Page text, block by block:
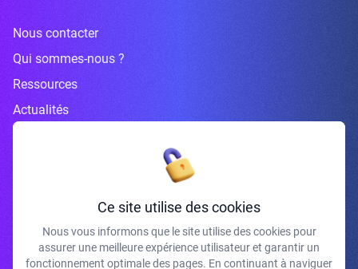
Nous contacter
Qui sommes-nous ?
Ressources
Actualités
Inscrivez-vous à la newsletter
J'accepte de recevoir vos e-mails et confirme avoir pris connaissance de
Ce site utilise des cookies
Nous vous informons que le site utilise des cookies pour
assurer une meilleure expérience utilisateur et garantir un
fonctionnement optimale des pages. En continuant à naviguer